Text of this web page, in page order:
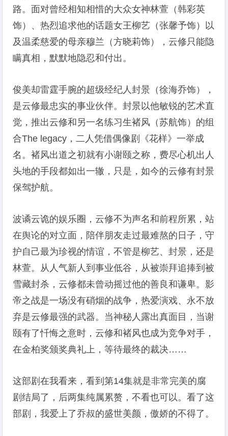
路。面对曾经相知相惜的大众女神林萱（韩彩英
饰）、热烈追求他的话题女王柳艺（张馨予饰）以
及温柔慈爱的母亲穆兰（方晓莉饰），云修只能隐
瞒真相，默默地隐忍和付出。
俊美却雷霆手腕的超级经纪人封景（徐海乔饰），
是云修最忠实的事业伙伴。封景以他敏锐的艺术直
觉，推出云修和另一名练习生褚风（苏航饰）的组
合The legacy，二人凭借偶像剧《花样》一举成
名。褚风出道之初就有小谢颐之称，费尽心机出人
头地的手段都如出一辙，只是，如今的云修有封景
保驾护航。
波谲云诡的娱乐圈，云修不为声名和前程所累，站
在舆论的对立面，陪伴朋友走过最难熬的日子，守
护自己最为珍视的情谊，不管是柳艺、封景，还是
林萱。从人气新人到事业低谷，从被崇拜追捧到被
雪藏封杀，云修都未曾动摇过他的善良和谦卑。影
帝之战是一场没有硝烟的战争，热爱演戏、永不放
弃是云修最强的武器。当神秘人露出真面目，当谢
颐有了忏悔之意时，云修和褚风也成为竞争对手，
在金柏奖颁奖典礼上，等待最终的裁决……
这部剧在我看来，看到第14集就是非常完美的腐
剧结局了，后两集纯属累赘，不看也可以。看了这
部剧，我爱上了乔叔的盛世美颜，傲娇的不得了。